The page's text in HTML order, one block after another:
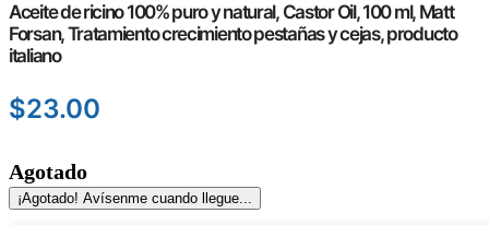
Aceite de ricino 100% puro y natural, Castor Oil, 100 ml, Matt
Forsan, Tratamiento crecimiento pestañas y cejas, producto
italiano
$23.00
Agotado
¡Agotado! Avísenme cuando llegue...